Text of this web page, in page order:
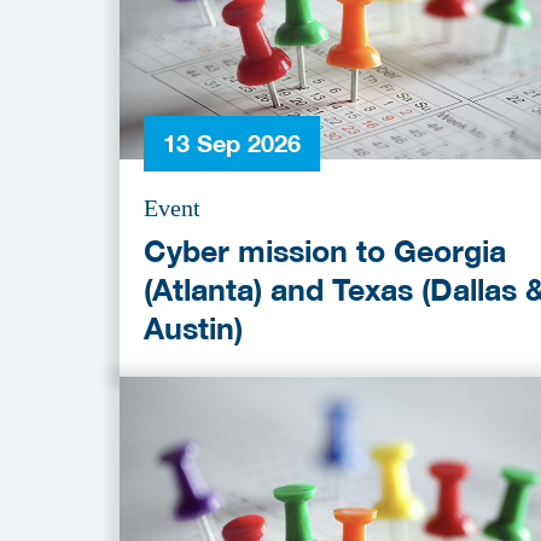
13 Sep 2026
Event
Cyber mission to Georgia
(Atlanta) and Texas (Dallas
Austin)